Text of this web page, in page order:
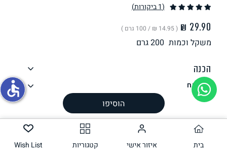
(1 ביקורות)
( ‏14.95 ₪ / 100 גרם )
משקל וכמות גרם
הכנה
רכיבים
ערך תזונתי
אלרגנים
עשוי להכיל
הוסיפו
בית איזור אישי קטגוריות Wish List
accessible